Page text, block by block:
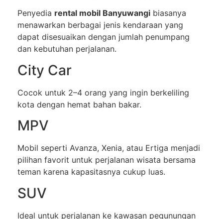
Penyedia rental mobil Banyuwangi biasanya
menawarkan berbagai jenis kendaraan yang
dapat disesuaikan dengan jumlah penumpang
dan kebutuhan perjalanan.
City Car
Cocok untuk 2–4 orang yang ingin berkeliling
kota dengan hemat bahan bakar.
MPV
Mobil seperti Avanza, Xenia, atau Ertiga menjadi
pilihan favorit untuk perjalanan wisata bersama
teman karena kapasitasnya cukup luas.
SUV
Ideal untuk perjalanan ke kawasan pegunungan